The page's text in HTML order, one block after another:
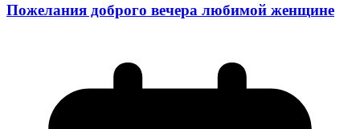
Пожелания доброго вечера любимой женщине